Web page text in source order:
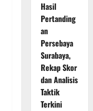
Hasil
Pertanding
an
Persebaya
Surabaya,
Rekap Skor
dan Analisis
Taktik
Terkini